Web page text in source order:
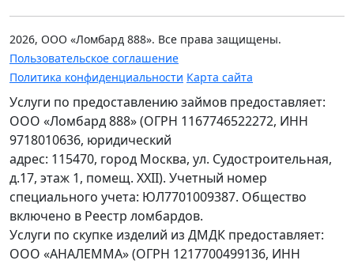
2026, ООО «Ломбард 888». Все права защищены.
Пользовательское соглашение
Политика конфиденциальности Карта сайта
Услуги по предоставлению займов предоставляет:
ООО «Ломбард 888» (ОГРН 1167746522272, ИНН
9718010636, юридический
адрес: 115470, город Москва, ул. Судостроительная,
д.17, этаж 1, помещ. XXII). Учетный номер
специального учета: ЮЛ7701009387. Общество
включено в Реестр ломбардов.
Услуги по скупке изделий из ДМДК предоставляет:
ООО «АНАЛЕММА» (ОГРН 1217700499136, ИНН